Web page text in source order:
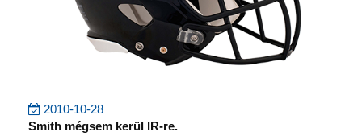
2010-10-28
Smith mégsem kerül IR-re.